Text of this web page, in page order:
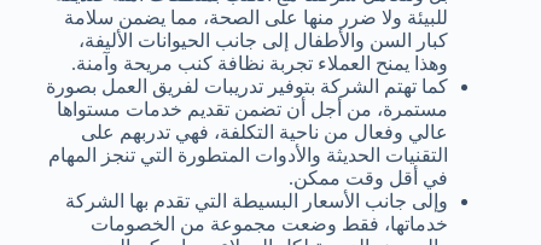
للبيئة ولا ضرر منها على الصحة، مما يضمن سلامة
كبار السن والأطفال إلى جانب الحيوانات الأليفة،
وهذا يمنح العملاء تجربة نظافة كنب مريحة وآمنة.
كما تهتم الشركة بتوفير تدريبات لفريق العمل بصورة
مستمرة، من أجل أن تضمن تقديم خدمات مستواها
عالي وفعال من ناحية التكلفة، فهي تدربهم على
التقنيات الحديثة والأدوات المتطورة التي تنجز المهام
في أقل وقت ممكن.
وإلى جانب الأسعار البسيطة التي تقدم بها الشركة
خدماتها، فقط وضعت مجموعة من الخصومات